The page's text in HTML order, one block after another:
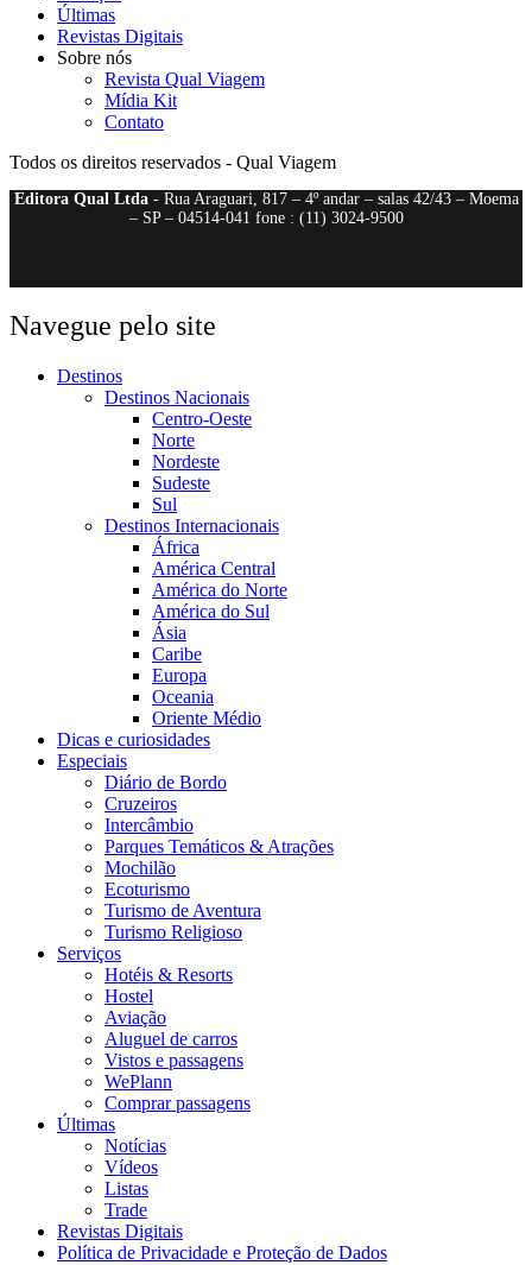
Últimas
Revistas Digitais
Sobre nós
Revista Qual Viagem
Mídia Kit
Contato
Todos os direitos reservados - Qual Viagem
Editora Qual Ltda- Rua Araguari, 817 – 4º andar – salas 42/43 – Moema
– SP – 04514-041 fone : (11) 3024-9500
Navegue pelo site
Destinos
Destinos Nacionais
Centro-Oeste
Norte
Nordeste
Sudeste
Sul
Destinos Internacionais
África
América Central
América do Norte
América do Sul
Ásia
Caribe
Europa
Oceania
Oriente Médio
Dicas e curiosidades
Especiais
Diário de Bordo
Cruzeiros
Intercâmbio
Parques Temáticos & Atrações
Mochilão
Ecoturismo
Turismo de Aventura
Turismo Religioso
Serviços
Hotéis & Resorts
Hostel
Aviação
Aluguel de carros
Vistos e passagens
WePlann
Comprar passagens
Últimas
Notícias
Vídeos
Listas
Trade
Revistas Digitais
Política de Privacidade e Proteção de Dados